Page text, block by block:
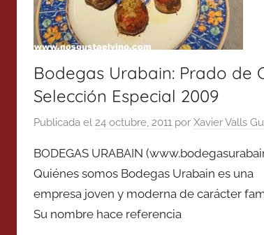
Bodegas Urabain: Prado de
Selección Especial 2009
Publicada el 24 octubre, 2011 por Xavier Valls
BODEGAS URABAIN
Quiénes somos Bodegas Urabain es una
empresa joven y moderna de carácter
Su nombre hace referencia